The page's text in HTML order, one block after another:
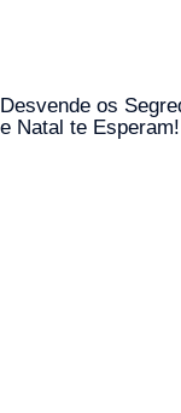
Desvende os
e Natal te Esperam!